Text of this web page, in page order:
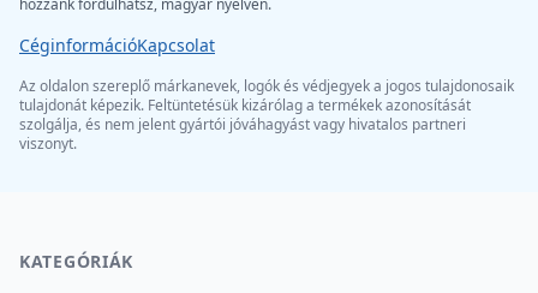
hozzánk fordulhatsz, magyar nyelven.
CéginformációKapcsolat
Az oldalon szereplő márkanevek, logók és védjegyek a jogos tulajdonosaik
tulajdonát képezik. Feltüntetésük kizárólag a termékek azonosítását
szolgálja, és nem jelent gyártói jóváhagyást vagy hivatalos partneri
viszonyt.
KATEGÓRIÁK